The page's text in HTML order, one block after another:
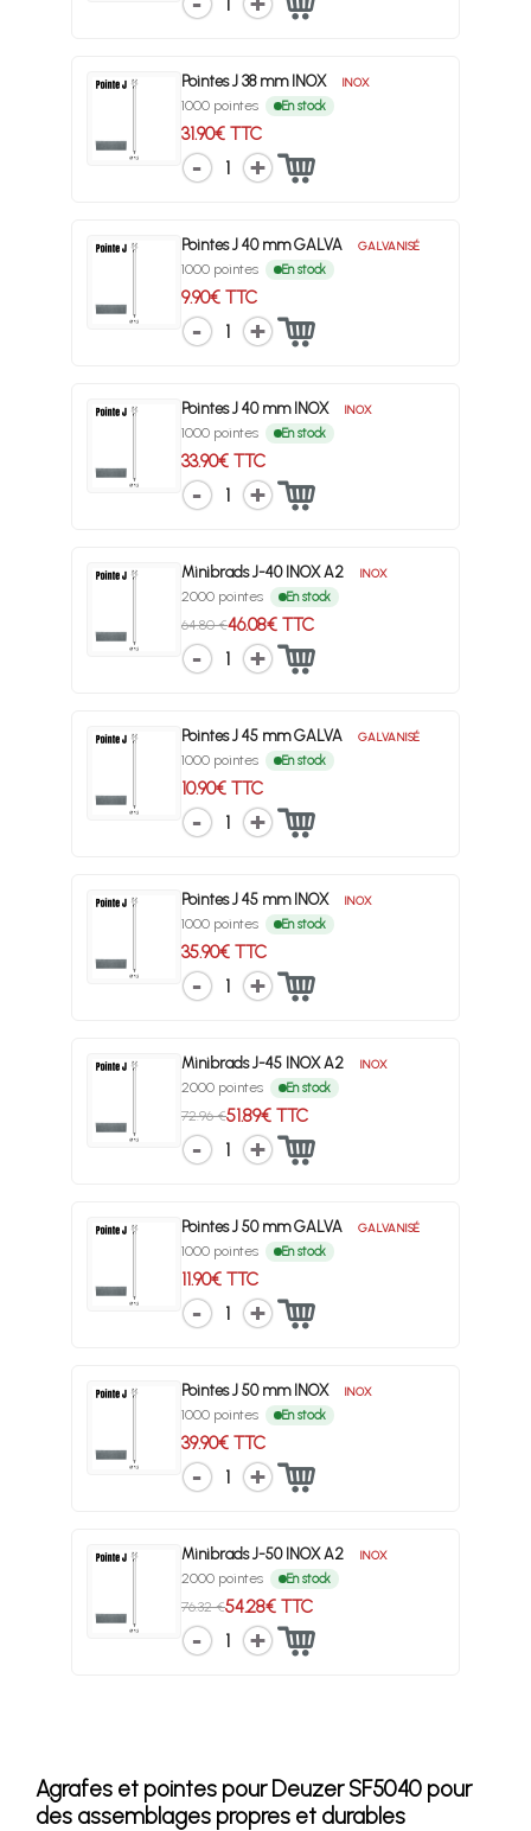
Pointes J 38 mm INOX INOX
1000 pointes En stock
31.90€ TTC
1
Pointes J 40 mm GALVA GALVANISÉ
1000 pointes En stock
9.90€ TTC
1
Pointes J 40 mm INOX INOX
1000 pointes En stock
33.90€ TTC
1
Minibrads J-40 INOX A2 INOX
2000 pointes En stock
64.80 €46.08€ TTC
1
Pointes J 45 mm GALVA GALVANISÉ
1000 pointes En stock
10.90€ TTC
1
Pointes J 45 mm INOX INOX
1000 pointes En stock
35.90€ TTC
1
Minibrads J-45 INOX A2 INOX
2000 pointes En stock
72.96 €51.89€ TTC
1
Pointes J 50 mm GALVA GALVANISÉ
1000 pointes En stock
11.90€ TTC
1
Pointes J 50 mm INOX INOX
1000 pointes En stock
39.90€ TTC
1
Minibrads J-50 INOX A2 INOX
2000 pointes En stock
76.32 €54.28€ TTC
1
Agrafes et pointes pour Deuzer SF5040 pour
des assemblages propres et durables